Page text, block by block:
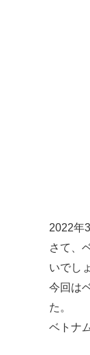
2022年
さて、
いでし
今回は
た。
ベトナ